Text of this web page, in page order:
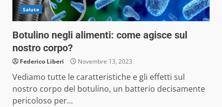
Salute
Botulino negli alimenti: come agisce sul
nostro corpo?
Federico Liberi Novembre 13, 2023
Vediamo tutte le caratteristiche e gli effetti sul
nostro corpo del botulino, un batterio decisamente
pericoloso per...